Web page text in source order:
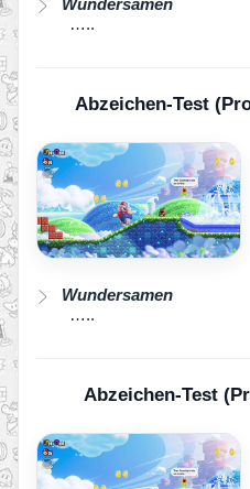
Wundersamen
…..
Abzeichen-Test
Wundersamen
…..
Abzeichen-Test